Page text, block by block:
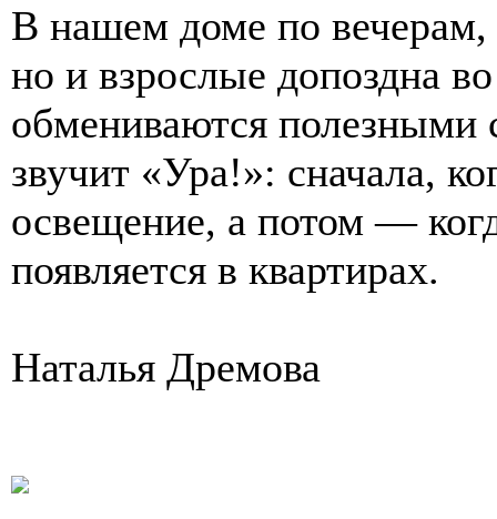
В нашем доме по вечерам,
но и взрослые допоздна
обмениваются полезными
звучит «Ура!»: сначала,
освещение, а потом —
появляется в квартирах.
Наталья Дремова